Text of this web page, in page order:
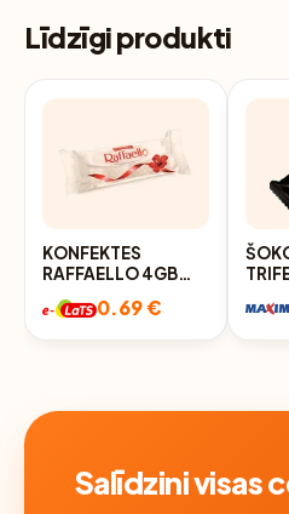
Līdzīgi produkti
KONFEKTES
RAFFAELLO 4GB
0.69 €
Salīdzini visas